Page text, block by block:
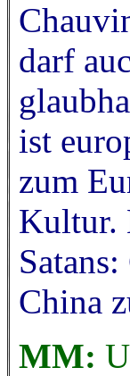
darf
ist
zum
Kultur.
China
MM: